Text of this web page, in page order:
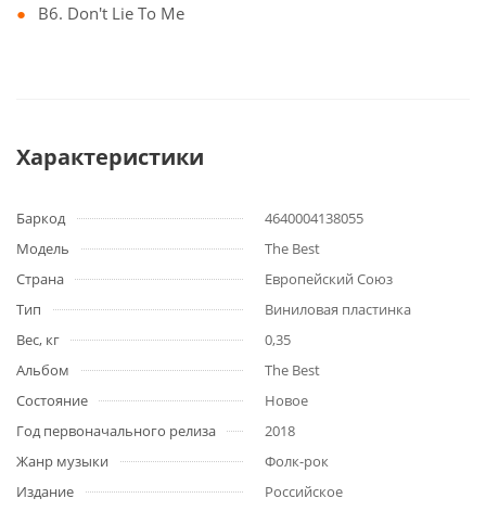
B6. Don't Lie To Me
Характеристики
Баркод
4640004138055
Модель
The Best
Страна
Европейский Союз
Тип
Виниловая пластинка
Вес, кг
0,35
Альбом
The Best
Состояние
Новое
Год первоначального релиза
2018
Жанр музыки
Фолк-рок
Издание
Российское